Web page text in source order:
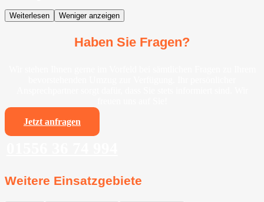
Weiterlesen Weniger anzeigen
Haben Sie Fragen?
Jetzt anfragen
Weitere Einsatzgebiete